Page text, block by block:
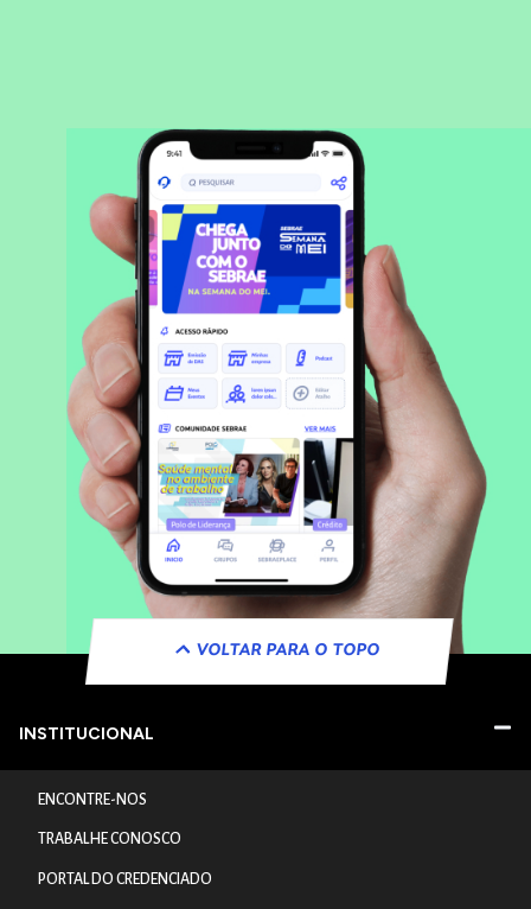
VOLTAR PARA O TOPO
INSTITUCIONAL
ENCONTRE-NOS
TRABALHE CONOSCO
PORTAL DO CREDENCIADO